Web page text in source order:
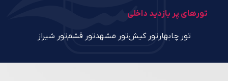
تورهای پر بازدید داخلی
تور چابهار تور کیشتور مشهدتور قشمتور شیراز